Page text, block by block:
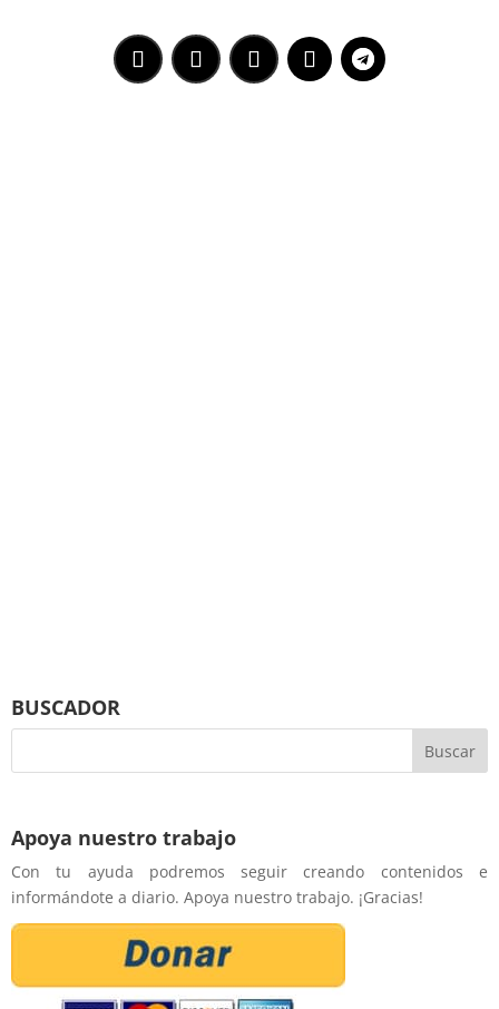
BUSCADOR
Apoya nuestro trabajo
Con tu ayuda podremos seguir creando contenidos e
informándote a diario. Apoya nuestro trabajo. ¡Gracias!